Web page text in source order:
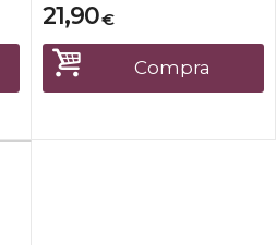
€
21,90
Compra